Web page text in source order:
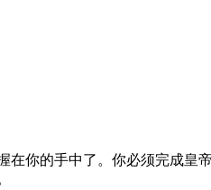
你的手中了。你必须完成